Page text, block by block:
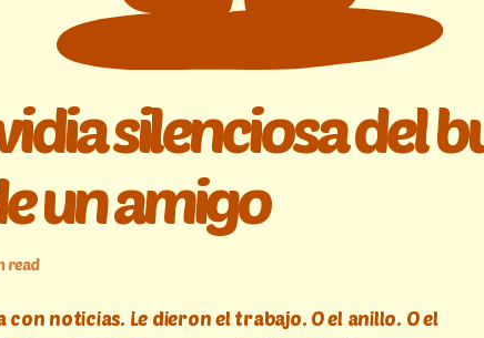
silenciosa del
un amigo
read
con noticias. Le dieron el trabajo. O el anillo. O el